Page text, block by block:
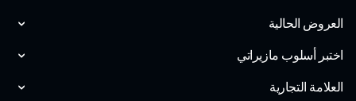
العروض الحالية
اختبر أسلوب مازیراتي
العلامة التجارية